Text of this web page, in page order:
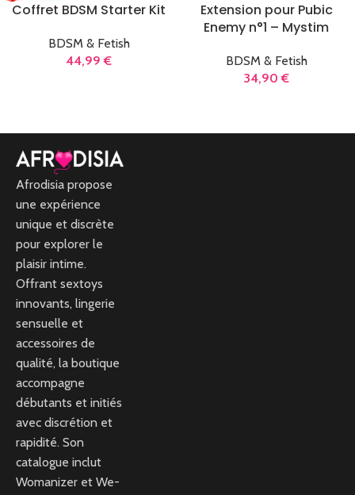
Coffret BDSM Starter Kit
BDSM & Fetish
44,99€
Extension pour Pubic
Enemy n°1 – Mystim
BDSM & Fetish
34,90€
Afrodisia propose
une expérience
unique et discrète
pour explorer le
plaisir intime.
Offrant sextoys
innovants, lingerie
sensuelle et
accessoires de
qualité, la boutique
accompagne
débutants et initiés
avec discrétion et
rapidité. Son
catalogue inclut
Womanizer et We-